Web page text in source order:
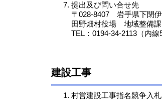
提出及び問い合せ先
〒028-8407 岩手県下閉
田野畑村役場 地域整備課
TEL：0194-34-2113（内線
建設工事
村営建設工事指名競争入